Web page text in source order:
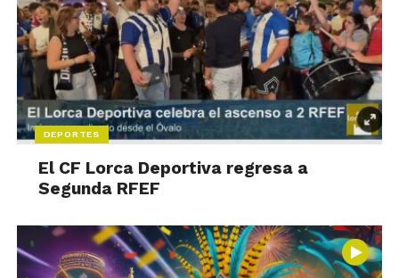
DEPORTES
El CF Lorca Deportiva regresa a
Segunda RFEF